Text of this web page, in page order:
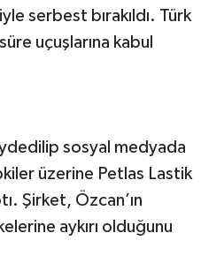
serbest bırakıldı. Türk
uçuşlarına kabul
sosyal medyada
üzerine Petlas Lastik
Şirket, Özcan’ın
aykırı olduğunu